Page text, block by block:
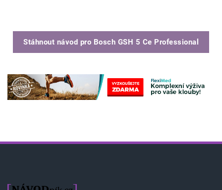
Stáhnout návod pro Bosch GSH 5 Ce Professional